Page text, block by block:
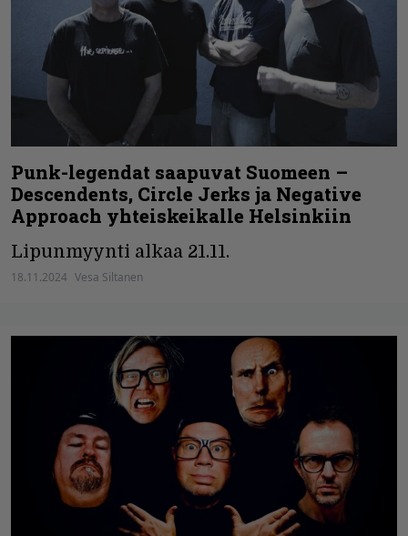
Punk-legendat saapuvat Suomeen –
Descendents, Circle Jerks ja Negative
Approach yhteiskeikalle Helsinkiin
Lipunmyynti alkaa 21.11.
18.11.2024 Vesa Siltanen